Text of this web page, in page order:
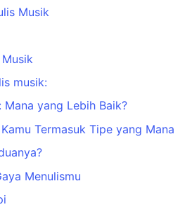
Musik
musik:
yang Lebih Baik?
Termasuk Tipe yang Mana
Menulismu